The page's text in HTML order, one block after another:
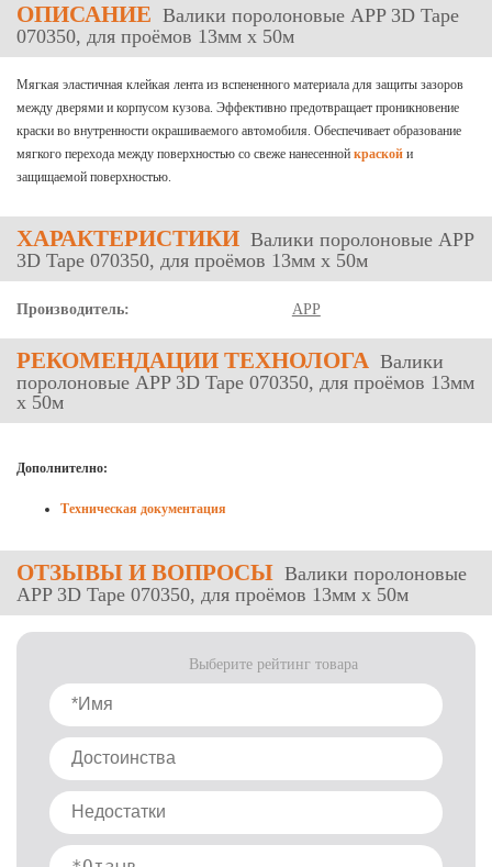
ОПИСАНИЕ Валики поролоновые APP 3D Tape
070350, для проёмов 13мм х 50м
Мягкая эластичная клейкая лента из вспененного материала для защиты зазоров
между дверями и корпусом кузова. Эффективно предотвращает проникновение
краски во внутренности окрашиваемого автомобиля. Обеспечивает образование
мягкого перехода между поверхностью со свеже нанесенной краской и
защищаемой поверхностью.
ХАРАКТЕРИСТИКИ Валики поролоновые APP
3D Tape 070350, для проёмов 13мм х 50м
Производитель: APP
РЕКОМЕНДАЦИИ ТЕХНОЛОГА Валики
поролоновые APP 3D Tape 070350, для проёмов 13мм
х 50м
Дополнително:
Техническая документация
ОТЗЫВЫ И ВОПРОСЫ Валики поролоновые
APP 3D Tape 070350, для проёмов 13мм х 50м
Выберите рейтинг товара